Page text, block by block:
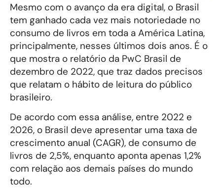
Mesmo com o avanço da era digital, o Brasil
tem ganhado cada vez mais notoriedade no
consumo de livros em toda a América Latina,
principalmente, nesses últimos dois anos. É o
que mostra o relatório da PwC Brasil de
dezembro de 2022, que traz dados precisos
que relatam o hábito de leitura do público
brasileiro.
De acordo com essa análise, entre 2022 e
2026, o Brasil deve apresentar uma taxa de
crescimento anual (CAGR), de consumo de
livros de 2,5%, enquanto aponta apenas 1,2%
com relação aos demais países do mundo
todo.